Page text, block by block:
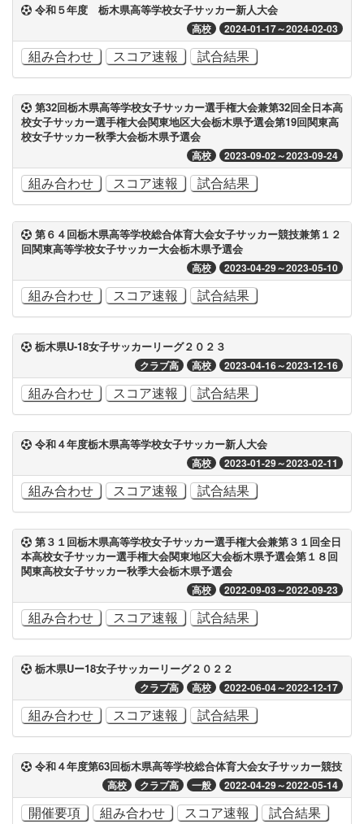
令和５年度 栃木県高等学校女子サッカー新人大会
高校 2024-01-17～2024-02-03
組み合わせ スコア速報 試合結果
第32回栃木県高等学校女子サッカー選手権大会兼第32回全日本高
校女子サッカー選手権大会関東地区大会栃木県予選会第19回関東高
校女子サッカー秋季大会栃木県予選会
高校 2023-09-02～2023-09-24
組み合わせ スコア速報 試合結果
第６４回栃木県高等学校総合体育大会女子サッカー競技兼第１２
回関東高等学校女子サッカー大会栃木県予選会
高校 2023-04-29～2023-05-10
組み合わせ スコア速報 試合結果
栃木県U-18女子サッカーリーグ２０２３
クラブ高 高校 2023-04-16～2023-12-16
組み合わせ スコア速報 試合結果
令和４年度栃木県高等学校女子サッカー新人大会
高校 2023-01-29～2023-02-11
組み合わせ スコア速報 試合結果
第３１回栃木県高等学校女子サッカー選手権大会兼第３１回全日
本高校女子サッカー選手権大会関東地区大会栃木県予選会第１８回
関東高校女子サッカー秋季大会栃木県予選会
高校 2022-09-03～2022-09-23
組み合わせ スコア速報 試合結果
栃木県Uー18女子サッカーリーグ２０２２
クラブ高 高校 2022-06-04～2022-12-17
組み合わせ スコア速報 試合結果
令和４年度第63回栃木県高等学校総合体育大会女子サッカー競技
高校 クラブ高 一般 2022-04-29～2022-05-14
開催要項 組み合わせ スコア速報 試合結果